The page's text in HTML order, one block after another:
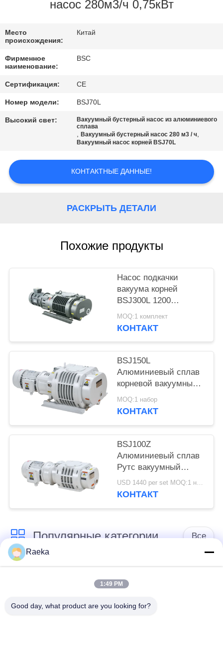
КОНТРОЛЬ
СВЯЖИТЕСЬ
С
НАМИ
ЗАПРОСИТЕ
BAOSI
COMPRESSOR
ПОЛИТИКА
насос 280м3/ч 0,75кВт
Место
происхождения:
Китай
Фирменное
наименование:
BSC
Сертификация: CE
Номер модели: BSJ70L
Высокий свет:
Вакуумный бустерный насос из алюминиевого
сплава
,Вакуумный бустерный насос 280 м3 / ч,
Вакуумный насос корней BSJ70L
КОНТАКТНЫЕ ДАННЫЕ!
РАСКРЫТЬ ДЕТАЛИ
Похожие продукты
Насос подкачки
вакуума корней
BSJ300L 1200
симметрия ³ /h 3.7kW
m хорошая
MOQ:1 комплект
КОНТАКТ
BSJ150L
Алюминиевый сплав
корневой вакуумный
бустер насос 500 м3/ч
2,2 кВт
MOQ:1 набор
КОНТАКТ
BSJ100Z
Алюминиевый сплав
Рутс вакуумный
бустерный насос 95
м³/ч 0,4 кВт
USD 1440 per set MOQ:1 набор
КОНТАКТ
Популярные категории Все
роторный
переченя
Raeka
1:49 PM
Good day, what product are you looking for?